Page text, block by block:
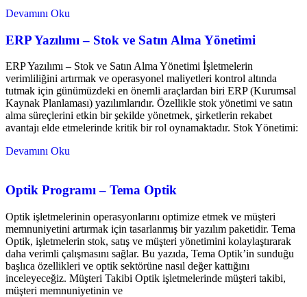
Devamını Oku
ERP Yazılımı – Stok ve Satın Alma Yönetimi
ERP Yazılımı – Stok ve Satın Alma Yönetimi İşletmelerin
verimliliğini artırmak ve operasyonel maliyetleri kontrol altında
tutmak için günümüzdeki en önemli araçlardan biri ERP (Kurumsal
Kaynak Planlaması) yazılımlarıdır. Özellikle stok yönetimi ve satın
alma süreçlerini etkin bir şekilde yönetmek, şirketlerin rekabet
avantajı elde etmelerinde kritik bir rol oynamaktadır. Stok Yönetimi:
Devamını Oku
Optik Programı – Tema Optik
Optik işletmelerinin operasyonlarını optimize etmek ve müşteri
memnuniyetini artırmak için tasarlanmış bir yazılım paketidir. Tema
Optik, işletmelerin stok, satış ve müşteri yönetimini kolaylaştırarak
daha verimli çalışmasını sağlar. Bu yazıda, Tema Optik’in sunduğu
başlıca özellikleri ve optik sektörüne nasıl değer kattığını
inceleyeceğiz. Müşteri Takibi Optik işletmelerinde müşteri takibi,
müşteri memnuniyetinin ve